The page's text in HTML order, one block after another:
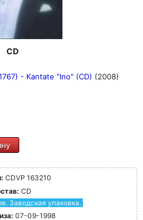
CD
- Kantate "Ino" (CD) (2008)
CDVP 163210
CD
Заводская упаковка.
07-09-1998